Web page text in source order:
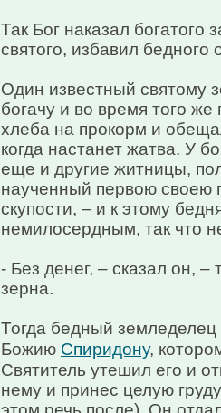
Так Бог наказал богатого
святого, избавил
Один известный святому
богачу и во время того
хлеба на прокорм и
когда настанет жатва. У
еще и другие житницы,
наученный первою своею
скупости, – и к этому
немилосердным, так что
- Без денег, – сказал он,
зерна.
Тогда бедный земледелец
Божию Спиридону,
Святитель утешил его и
нему и принес целую